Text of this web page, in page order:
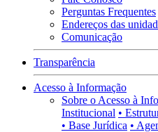
Perguntas Frequentes
Endereços das
Comunicação
Transparência
Acesso à Informação
Sobre o Acesso à
Institucional •
• Base Jurídica •